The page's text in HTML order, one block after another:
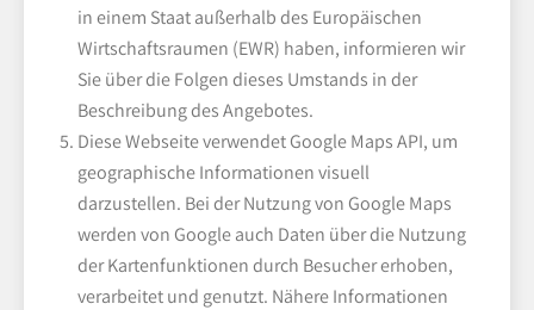
in einem Staat außerhalb des Europäischen
Wirtschaftsraumen (EWR) haben, informieren wir
Sie über die Folgen dieses Umstands in der
Beschreibung des Angebotes.
Diese Webseite verwendet Google Maps API, um
geographische Informationen visuell
darzustellen. Bei der Nutzung von Google Maps
werden von Google auch Daten über die Nutzung
der Kartenfunktionen durch Besucher erhoben,
verarbeitet und genutzt. Nähere Informationen